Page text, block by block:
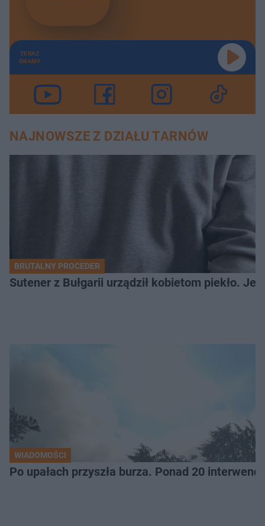
TERAZ
GRAMY
NAJNOWSZE Z DZIAŁU TARNÓW
BRUTALNY PROCEDER
Sutener z Bułgarii urządził kobietom piekło.
WIADOMOŚCI
Po upałach przyszła burza. Ponad 20